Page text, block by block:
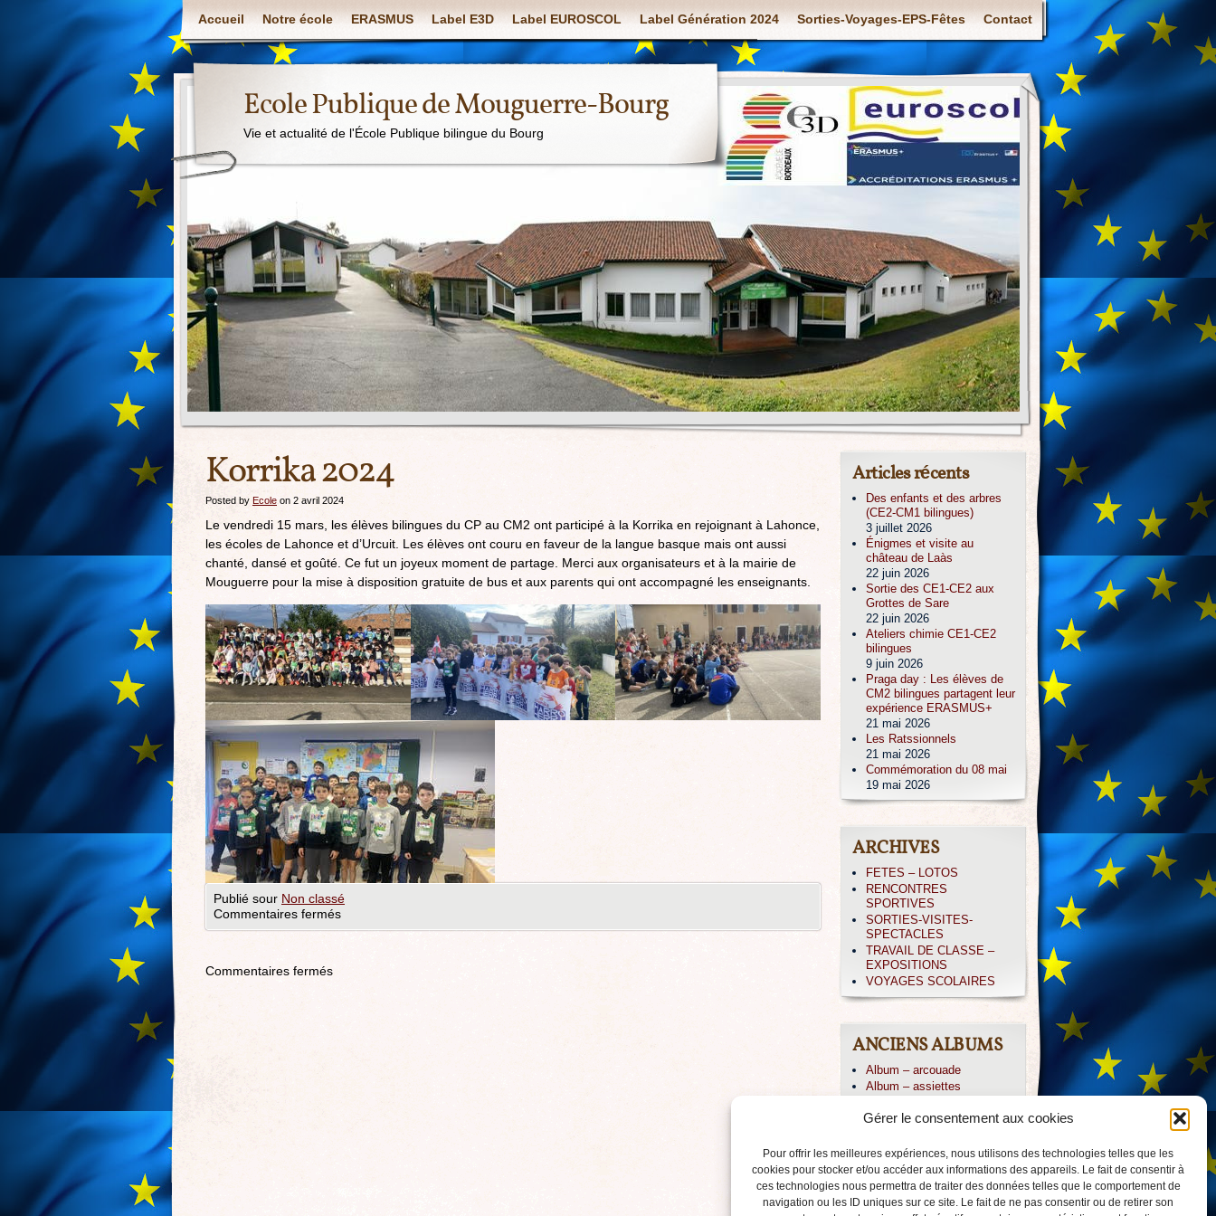
Gérer le consentement aux cookies
Pour offrir les meilleures expériences, nous utilisons des technologies telles que les
cookies pour stocker et/ou accéder aux informations des appareils. Le fait de consentir à
ces technologies nous permettra de traiter des données telles que le comportement de
navigation ou les ID uniques sur ce site. Le fait de ne pas consentir ou de retirer son
Accueil Notre école ERASMUS Label E3D Label EUROSCOL Label Génération 2024 Sorties-Voyages-EPS-Fêtes Contact
Ecole Publique de Mouguerre-Bourg
Vie et actualité de l'École Publique bilingue du Bourg
Korrika 2024
Posted by Ecole on 2 avril 2024
Le vendredi 15 mars, les élèves bilingues du CP au CM2 ont participé à la Korrika en rejoignant à Lahonce,
les écoles de Lahonce et d’Urcuit. Les élèves ont couru en faveur de la langue basque mais ont aussi
chanté, dansé et goûté. Ce fut un joyeux moment de partage. Merci aux organisateurs et à la mairie de
Mouguerre pour la mise à disposition gratuite de bus et aux parents qui ont accompagné les enseignants.
Publié sour Non classé
Commentaires fermés
Commentaires fermés
Articles récents
Des enfants et des arbres
(CE2-CM1 bilingues)
3 juillet 2026
Énigmes et visite au
château de Laàs
22 juin 2026
Sortie des CE1-CE2 aux
Grottes de Sare
22 juin 2026
Ateliers chimie CE1-CE2
bilingues
9 juin 2026
Praga day : Les élèves de
CM2 bilingues partagent leur
expérience ERASMUS+
21 mai 2026
Les Ratssionnels
21 mai 2026
Commémoration du 08 mai
19 mai 2026
ARCHIVES
FETES – LOTOS
RENCONTRES
SPORTIVES
SORTIES-VISITES-
SPECTACLES
TRAVAIL DE CLASSE –
EXPOSITIONS
VOYAGES SCOLAIRES
ANCIENS ALBUMS
Album – arcouade
Album – assiettes
Album – CP IRISSARY
Album – Icare
Album – irissarry
Album – jpierre
Album – PAYOLLE 04/013